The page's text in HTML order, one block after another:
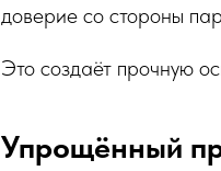
доверие со стороны
Это создаёт прочную
Упрощённый